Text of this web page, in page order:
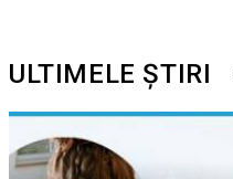
ULTIMELE ȘTIRI